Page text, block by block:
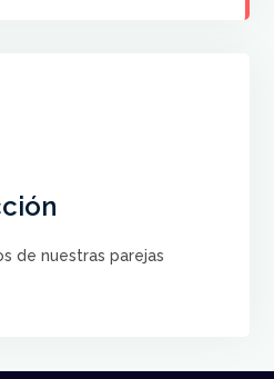
de nuestras parejas
que saber que nuestros
Baile de sus sueños a cada
VER COMENTARIOS